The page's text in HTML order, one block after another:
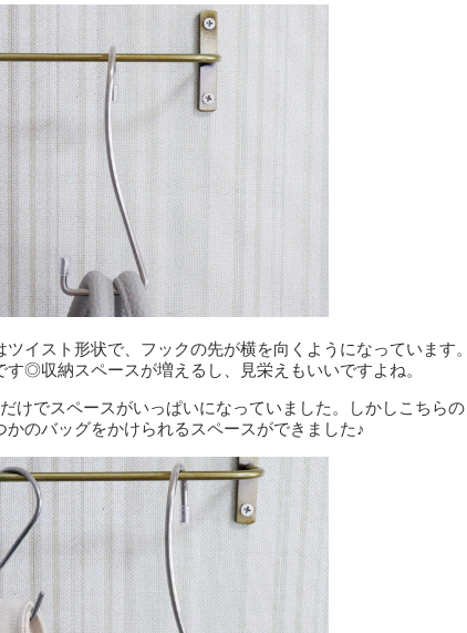
イスト形状で、フックの先が横を向くようになっています。
◎収納スペースが増えるし、見栄えもいいですよね。
けでスペースがいっぱいになっていました。しかしこちらの
のバッグをかけられるスペースができました♪